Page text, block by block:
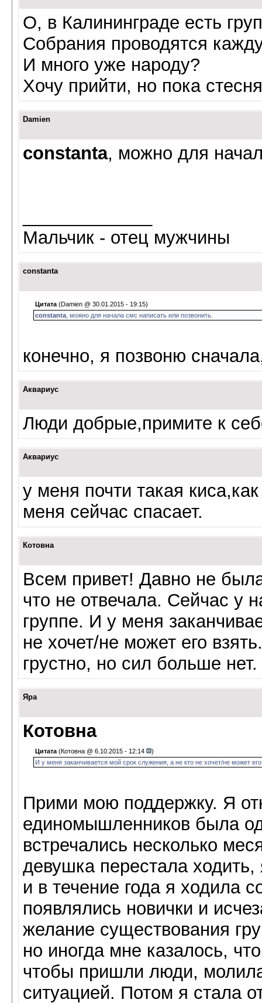
О, в Калининграде есть
Собрания проводятся
И много уже народу?
Хочу прийти, но пока
Damien
constanta, можно для
Мальчик - отец мужчины
constanta
Цитата (Damien @ 30.01.2015 - 19:15)
constanta , можно для начала смс написать или позвонить.
конечно, я позвоню
Аквариус
Люди добрые,примите к
Аквариус
у меня почти такая
меня сейчас спасает.
Котовна
Всем привет! Давно не
что не отвечала. Сейчас у
группе. И у меня
не хочет/не может его
грустно, но сил больше нет.
Яра
Котовна
Цитата (Котовна @ 6.10.2015 - 12:14
)
И у меня заканчивается мой срок служения, а не кто не хочет/не может его
Прими мою поддержку. Я
единомышленников была
встречались несколько
девушка перестала
и в течение года я ходила
появлялись новички и
желание существования
но иногда мне казалось,
чтобы пришли люди,
ситуацией. Потом я стала